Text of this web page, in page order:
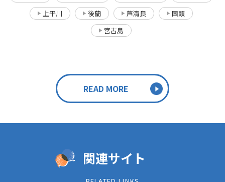
上平川
後蘭 芦清良
国頭
宮古島
READ MORE
関連サイト